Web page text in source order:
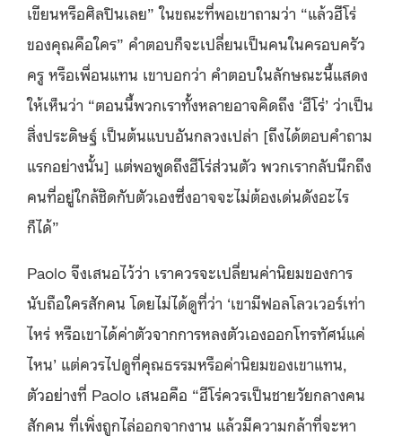
เขียนหรือศิลปินเลย” ในขณะที่พอเขาถามว่า “แล้วฮีโร่
ของคุณคือใคร” คำตอบก็จะเปลี่ยนเป็นคนในครอบครัว
ครู หรือเพื่อนแทน เขาบอกว่า คำตอบในลักษณะนี้แสดง
ให้เห็นว่า “ตอนนี้พวกเราทั้งหลายอาจคิดถึง ‘ฮีโร่’ ว่าเป็น
สิ่งประดิษฐ์ เป็นต้นแบบอันกลวงเปล่า [ถึงได้ตอบคำถาม
แรกอย่างนั้น] แต่พอพูดถึงฮีโร่ส่วนตัว พวกเรากลับนึกถึง
คนที่อยู่ใกล้ชิดกับตัวเองซึ่งอาจจะไม่ต้องเด่นดังอะไร
ก็ได้”
Paolo จึงเสนอไว้ว่า เราควรจะเปลี่ยนค่านิยมของการ
นับถือใครสักคน โดยไม่ได้ดูที่ว่า ‘เขามีฟอลโลวเวอร์เท่า
ไหร่ หรือเขาได้ค่าตัวจากการหลงตัวเองออกโทรทัศน์แค่
ไหน’ แต่ควรไปดูที่คุณธรรมหรือค่านิยมของเขาแทน,
ตัวอย่างที่ Paolo เสนอคือ “ฮีโร่ควรเป็นชายวัยกลางคน
สักคน ที่เพิ่งถูกไล่ออกจากงาน แล้วมีความกล้าที่จะหา